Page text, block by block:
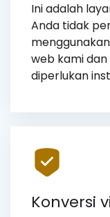
Ini adalah
Anda tidak
web kami dan
diperlukan
Konversi